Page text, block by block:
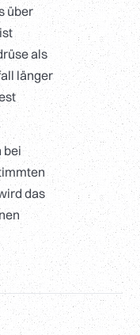
über
als
länger
bei
das